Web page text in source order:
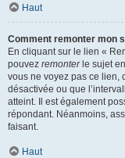
Haut
Comment remonter mon
En cliquant sur le lien «
pouvez remonterle sujet
vous ne voyez pas ce lien,
désactivée ou que
atteint. Il est également
répondant. Néanmoins,
faisant.
Haut